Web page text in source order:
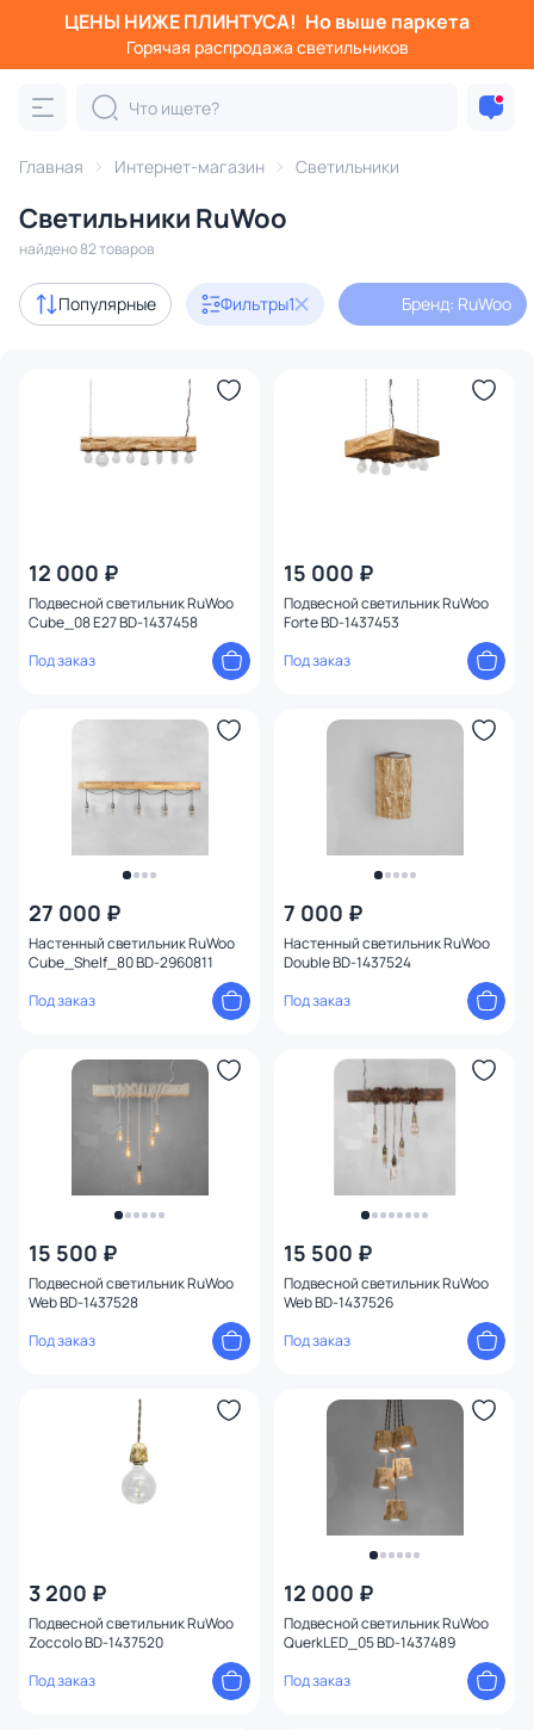
ЦЕНЫ НИЖЕ ПЛИНТУСА! Но выше паркета
Горячая распродажа светильников
Главная Интернет-магазин Светильники
Светильники RuWoo
найдено 82 товаров
Популярные Фильтры1 Бренд: RuWoo
12 000 ₽
Подвесной светильник RuWoo
Cube_08 E27 BD-1437458
Под заказ
15 000 ₽
Подвесной светильник RuWoo
Forte BD-1437453
Под заказ
27 000 ₽
Настенный светильник RuWoo
Cube_Shelf_80 BD-2960811
Под заказ
7 000 ₽
Настенный светильник RuWoo
Double BD-1437524
Под заказ
15 500 ₽
Подвесной светильник RuWoo
Web BD-1437528
Под заказ
15 500 ₽
Подвесной светильник RuWoo
Web BD-1437526
Под заказ
3 200 ₽
Подвесной светильник RuWoo
Zoccolo BD-1437520
Под заказ
12 000 ₽
Подвесной светильник RuWoo
QuerkLED_05 BD-1437489
Под заказ
Фильтры
Категория:
Люстры Подвесные светильники
Бренд 1
Форма